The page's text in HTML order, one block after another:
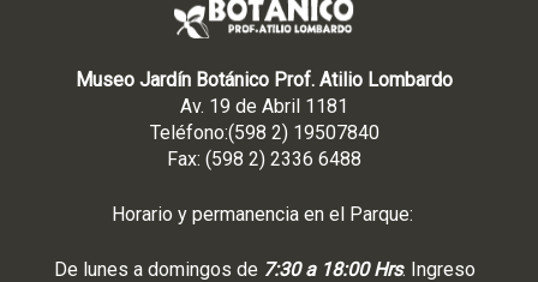
Museo Jardín Botánico Prof. Atilio Lombardo
Av. 19 de Abril 1181
Teléfono:(598 2) 19507840
Fax: (598 2) 2336 6488
Horario y permanencia en el Parque:
De lunes a domingos de 7:30 a 18:00 Hrs. Ingreso